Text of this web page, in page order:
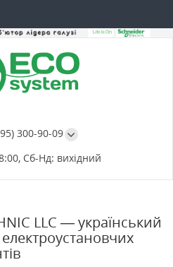
300-90-09
Сб-Нд: вихідний
LLC — український